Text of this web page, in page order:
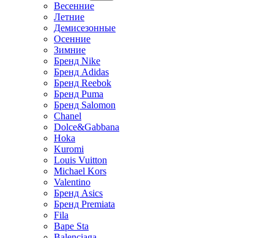
Весенние
Летние
Демисезонные
Осенние
Зимние
Бренд Nike
Бренд Adidas
Бренд Reebok
Бренд Puma
Бренд Salomon
Chanel
Dolce&Gabbana
Hoka
Kuromi
Louis Vuitton
Michael Kors
Valentino
Бренд Asics
Бренд Premiata
Fila
Bape Sta